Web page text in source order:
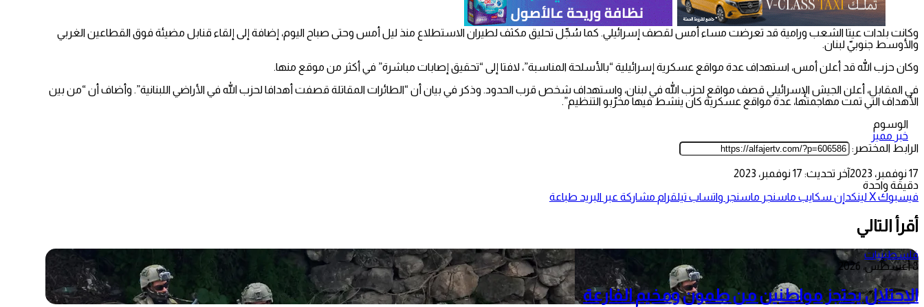
وكانت بلدات عيتا الشعب ورامية قد تعرضت مساء أمس لقصف إسرائيلي. كما سُجِّل تحليق مكثف لطيران الاستطلاع منذ ليل أمس وحتى صباح اليوم، إضافة إلى إلقاء قنابل مضيئة فوق القطاعين الغربي
والأوسط جنوبيّ لبنان.
وكان حزب الله قد أعلن أمس، استهداف عدة مواقع عسكرية إسرائيلية “بالأسلحة المناسبة”، لافتا إلى “تحقيق إصابات مباشرة” في أكثر من موقع منها.
في المقابل، أعلن الجيش الإسرائيلي قصف مواقع لحزب الله في لبنان، واستهداف شخص قرب الحدود. وذكر في بيان أن “الطائرات المقاتلة قصفت أهدافا لحزب الله في الأراضي اللبنانية”. وأضاف أن “من بين
الأهداف التي تمت مهاجمتها، عدة مواقع عسكرية كان ينشط فيها مخرّبو التنظيم”.
الوسوم
خبر مميز
الرابط المختصر:
17 نوفمبر، 2023
آخر تحديث: 17 نوفمبر، 2023
دقيقة واحدة
فيسبوك‫Xلينكدإن سكايب ماسنجر ماسنجر واتساب تيلقرام مشاركة عبر البريد طباعة
أقرأ التالي
فلسطينيات
8 أغسطس، 2026
الاحتلال يحتجز مواطنين من طمون ومخيم الفارعة